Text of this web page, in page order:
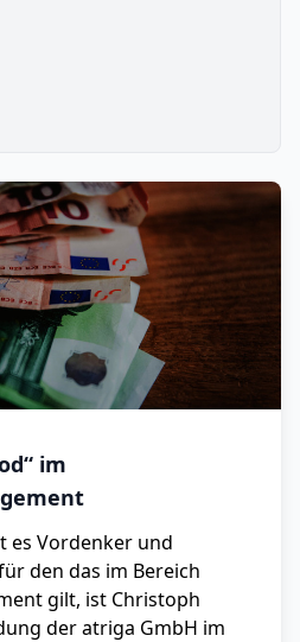
im
es Vordenker und
den das im Bereich
gilt, ist Christoph
der atriga GmbH im